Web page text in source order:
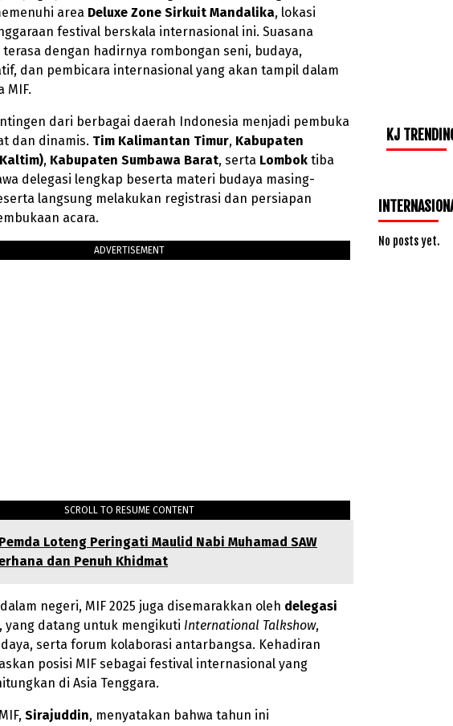
area Deluxe Zone Sirkuit Mandalika, lokasi
festival berskala internasional ini. Suasana
dengan hadirnya rombongan seni, budaya,
dan pembicara internasional yang akan tampil dalam
MIF.
dari berbagai daerah Indonesia menjadi pembuka
dan dinamis. Tim Kalimantan Timur, Kabupaten
, Kabupaten Sumbawa Barat, serta Lombok tiba
delegasi lengkap beserta materi budaya masing-
langsung melakukan registrasi dan persiapan
acara.
ADVERTISEMENT
SCROLL TO RESUME CONTENT
Pemda Loteng Peringati Maulid Nabi Muhamad SAW
dan Penuh Khidmat
negeri, MIF 2025 juga disemarakkan oleh delegasi
, yang datang untuk mengikuti International Talkshow,
serta forum kolaborasi antarbangsa. Kehadiran
posisi MIF sebagai festival internasional yang
di Asia Tenggara.
Sirajuddin, menyatakan bahwa tahun ini
KJ
No posts yet.